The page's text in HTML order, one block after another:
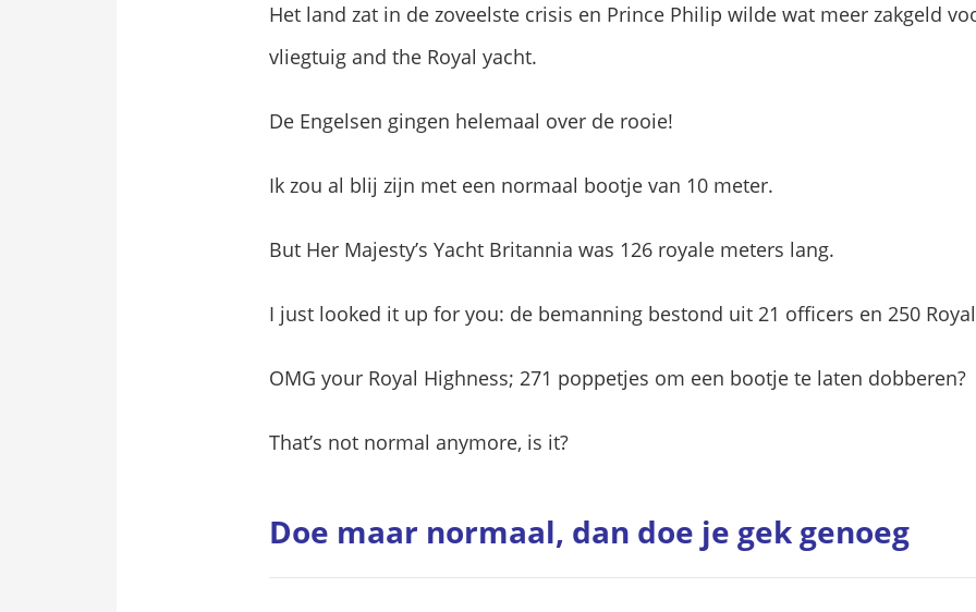
Het land zat in de zoveelste crisis en Prince Philip wilde wat meer zakgeld
vliegtuig and the Royal yacht.
De Engelsen gingen helemaal over de rooie!
Ik zou al blij zijn met een normaal bootje van 10 meter.
But Her Majesty’s Yacht Britannia was 126 royale meters lang.
I just looked it up for you: de bemanning bestond uit 21 officers en 250
OMG your Royal Highness; 271 poppetjes om een bootje te laten dobberen?
That’s not normal anymore, is it?
Doe maar normaal, dan doe je gek genoeg